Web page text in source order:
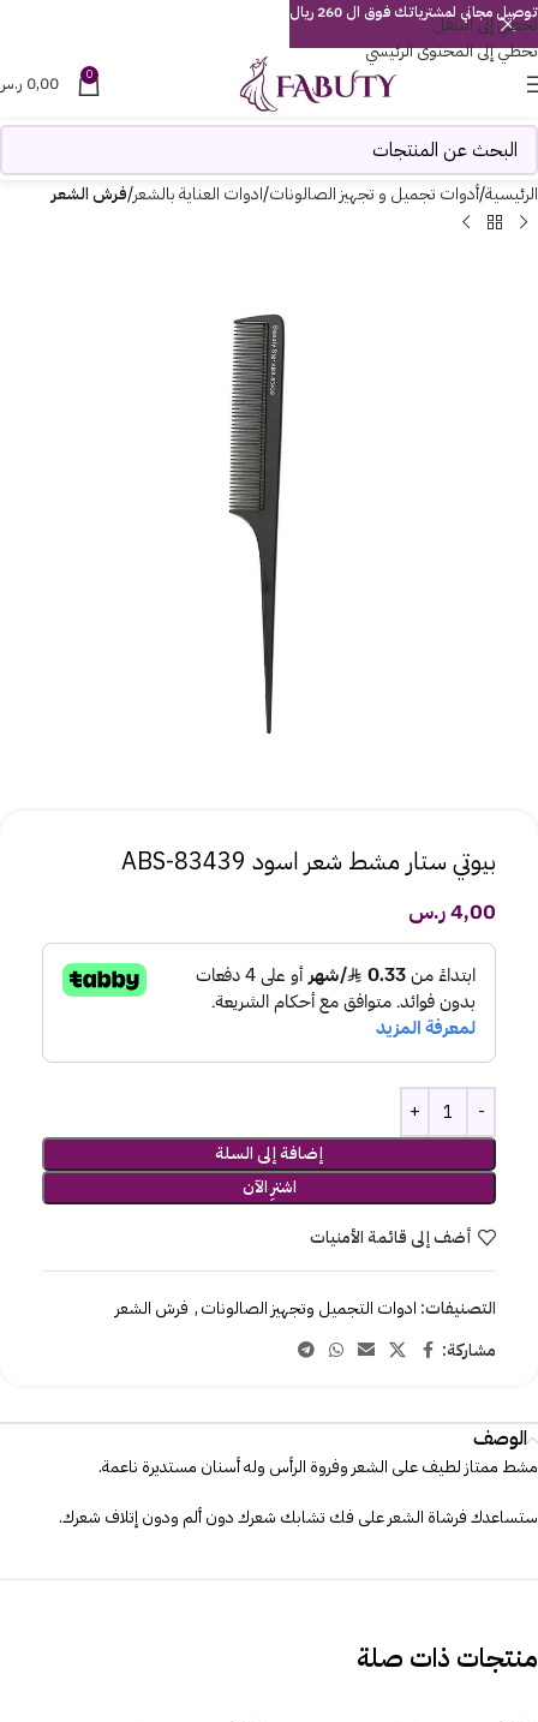
تخطي إلى التنقل
تخطي إلى المحتوى الرئيسي
0
0,00
الرئيسية أدوات تجميل و تجهيز الصالونات ادوات العناية بالشعر فرش الشعر
بيوتي ستار مشط شعر اسود ABS-83439
4,00ر.س
إضافة إلى السلة
اشترِ الآن
أضف إلى قائمة الأمنيات
التصنيفات: ادوات التجميل وتجهيز الصالونات, فرش الشعر
مشاركة:
الوصف
مشط ممتاز لطيف على الشعر وفروة الرأس وله أسنان مستديرة ناعمة.
ستساعدك فرشاة الشعر على فك تشابك شعرك دون ألم ودون إتلاف شعرك.
منتجات ذات صلة
توصيل مجاني لمشترياتك فوق ال 260 ريال